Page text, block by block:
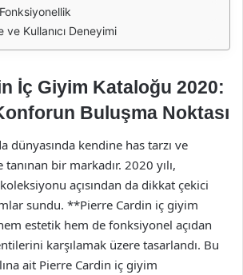
ve Kullanıcı Deneyimi
İç Giyim Kataloğu 2020:
Buluşma Noktası
dünyasında kendine has tarzı ve
tanınan bir markadır. 2020 yılı,
açısından da dikkat çekici
sundu. **Pierre Cardin iç giyim
estetik hem de fonksiyonel açıdan
karşılamak üzere tasarlandı. Bu
ait Pierre Cardin iç giyim